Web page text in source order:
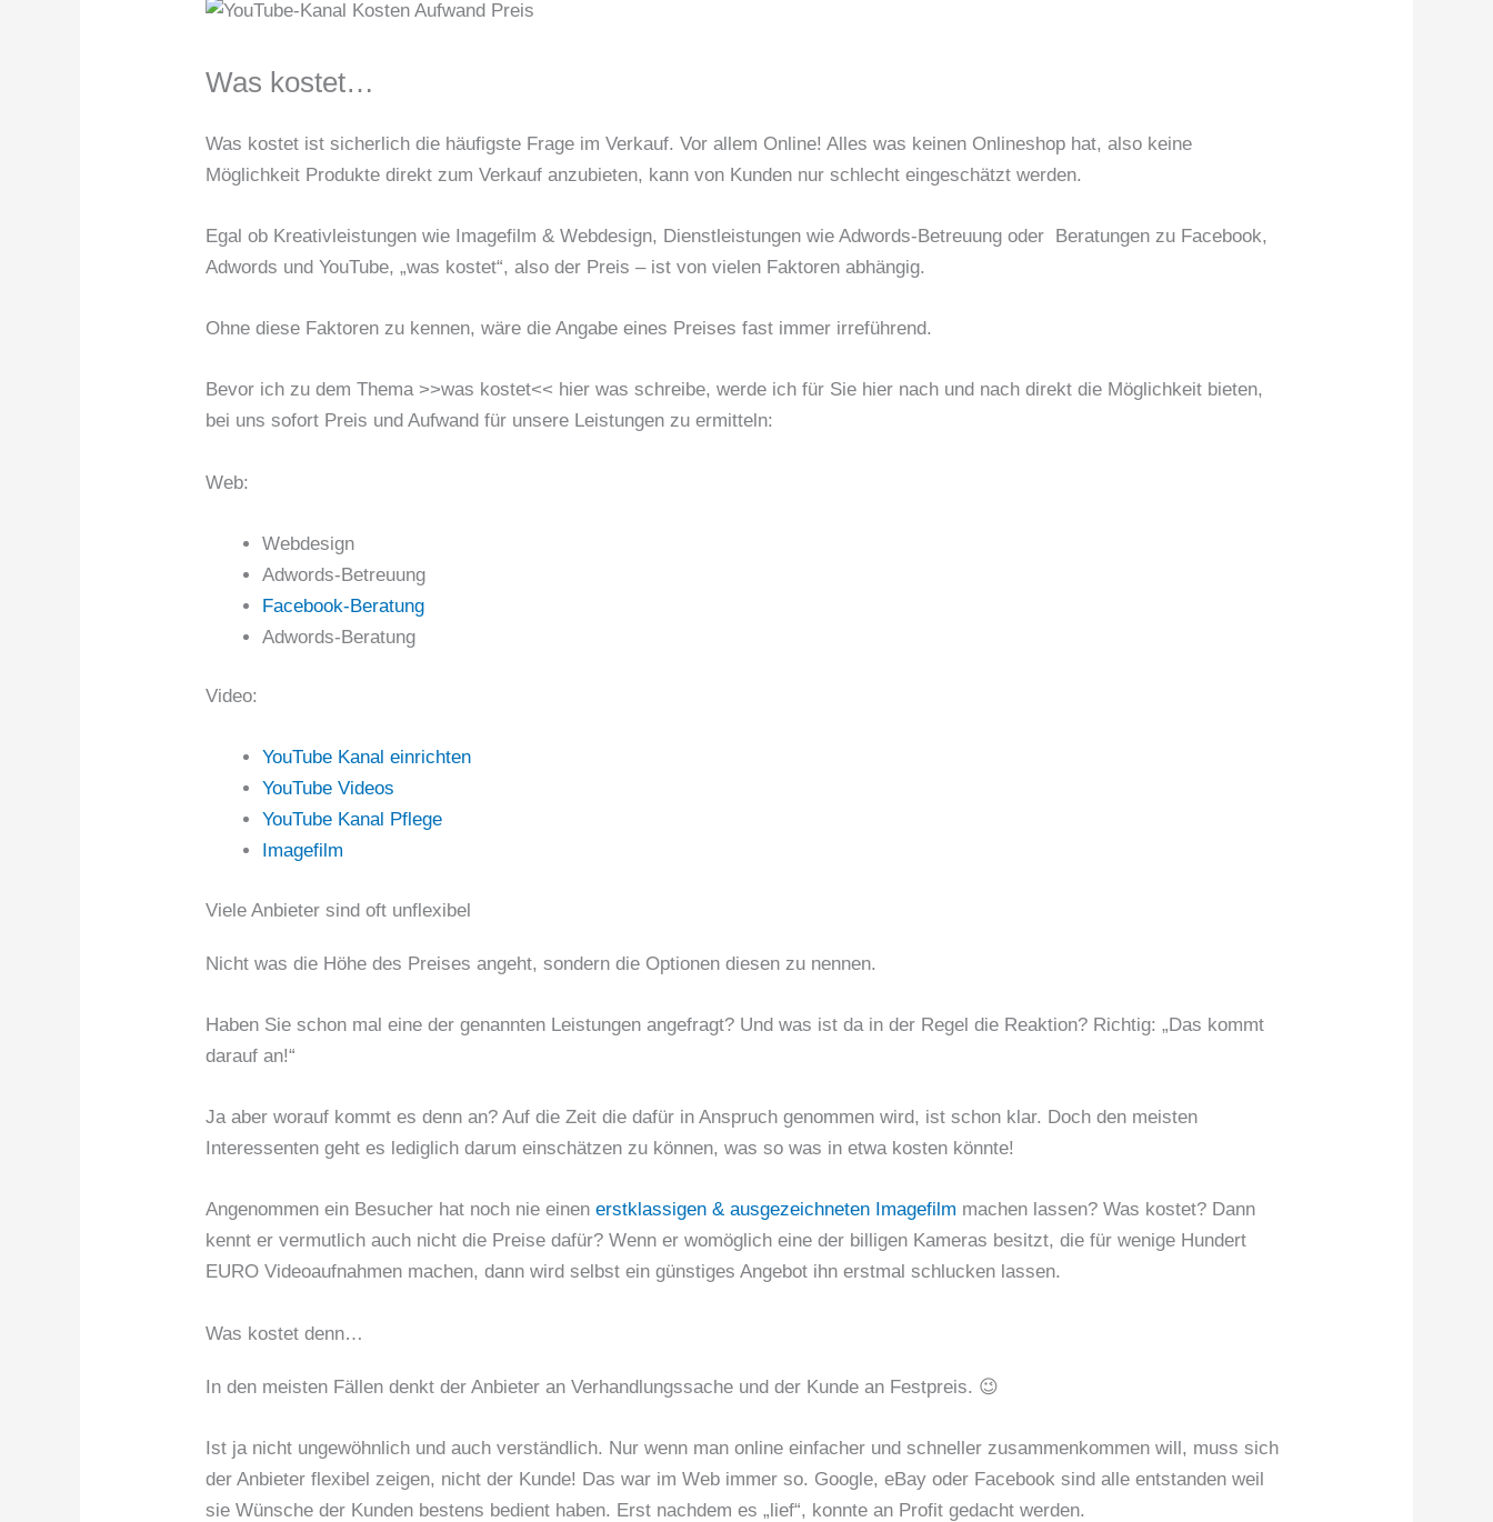
Was kostet…
Was kostet ist sicherlich die häufigste Frage im Verkauf. Vor allem Online! Alles was keinen Onlineshop hat, also keine
Möglichkeit Produkte direkt zum Verkauf anzubieten, kann von Kunden nur schlecht eingeschätzt werden.
Egal ob Kreativleistungen wie Imagefilm & Webdesign, Dienstleistungen wie Adwords-Betreuung oder Beratungen zu Facebook,
Adwords und YouTube, „was kostet“, also der Preis – ist von vielen Faktoren abhängig.
Ohne diese Faktoren zu kennen, wäre die Angabe eines Preises fast immer irreführend.
Bevor ich zu dem Thema >>was kostet<< hier was schreibe, werde ich für Sie hier nach und nach direkt die Möglichkeit bieten,
bei uns sofort Preis und Aufwand für unsere Leistungen zu ermitteln:
Web:
Webdesign
Adwords-Betreuung
Facebook-Beratung
Adwords-Beratung
Video:
YouTube Kanal einrichten
YouTube Videos
YouTube Kanal Pflege
Imagefilm
Viele Anbieter sind oft unflexibel
Nicht was die Höhe des Preises angeht, sondern die Optionen diesen zu nennen.
Haben Sie schon mal eine der genannten Leistungen angefragt? Und was ist da in der Regel die Reaktion? Richtig: „Das kommt
darauf an!“
Ja aber worauf kommt es denn an? Auf die Zeit die dafür in Anspruch genommen wird, ist schon klar. Doch den meisten
Interessenten geht es lediglich darum einschätzen zu können, was so was in etwa kosten könnte!
Angenommen ein Besucher hat noch nie einenerstklassigen & ausgezeichneten Imagefilm machen lassen? Was kostet? Dann
kennt er vermutlich auch nicht die Preise dafür? Wenn er womöglich eine der billigen Kameras besitzt, die für wenige Hundert
EURO Videoaufnahmen machen, dann wird selbst ein günstiges Angebot ihn erstmal schlucken lassen.
Was kostet denn…
In den meisten Fällen denkt der Anbieter an Verhandlungssache und der Kunde an Festpreis. 😉
Ist ja nicht ungewöhnlich und auch verständlich. Nur wenn man online einfacher und schneller zusammenkommen will, muss sich
der Anbieter flexibel zeigen, nicht der Kunde! Das war im Web immer so. Google, eBay oder Facebook sind alle entstanden weil
sie Wünsche der Kunden bestens bedient haben. Erst nachdem es „lief“, konnte an Profit gedacht werden.